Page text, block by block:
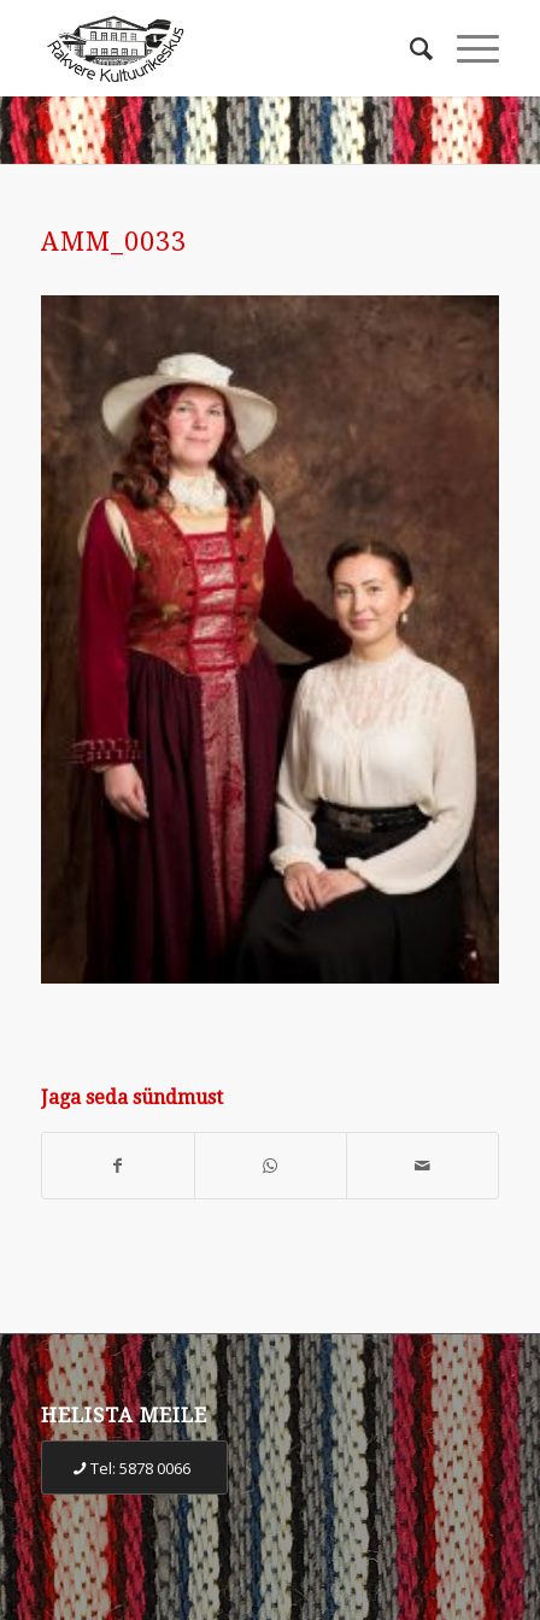
AMM_0033
Jaga seda sündmust
HELISTA MEILE
Tel: 5878 0066